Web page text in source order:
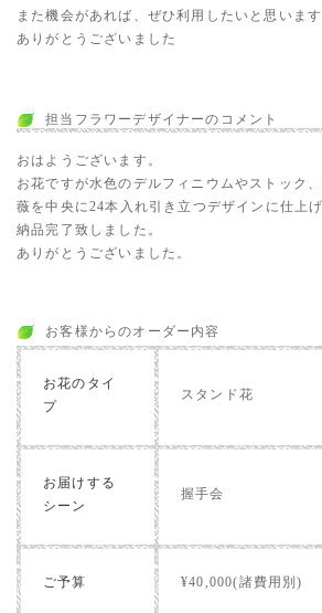
また機会があれば、ぜひ利用したいと思います
ありがとうございました
担当フラワーデザイナーのコメント
おはようございます。
お花ですが水色のデルフィニウムやストック
薇を中央に24本入れ引き立つデザインに仕上げ
納品完了致しました。
ありがとうございました。
お客様からのオーダー内容
お花のタイ
プ
スタンド花
お届けする
シーン
握手会
ご予算 ¥40,000(諸費用別)